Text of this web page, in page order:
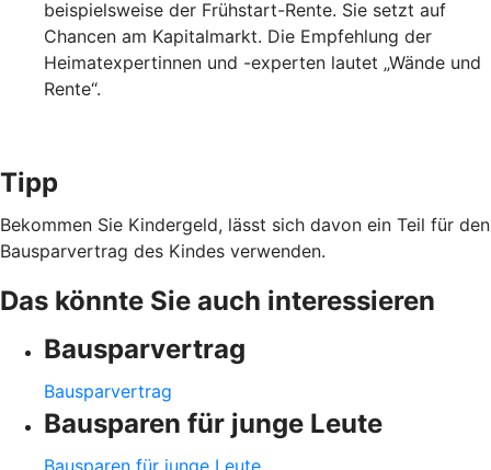
beispielsweise der Frühstart-Rente. Sie setzt auf
Chancen am Kapitalmarkt. Die Empfehlung der
Heimatexpertinnen und -experten lautet „Wände und
Rente“.
Tipp
Bekommen Sie Kindergeld, lässt sich davon ein Teil für den
Bausparvertrag des Kindes verwenden.
Das könnte Sie auch interessieren
Bausparvertrag
Bausparvertrag
Bausparen für junge Leute